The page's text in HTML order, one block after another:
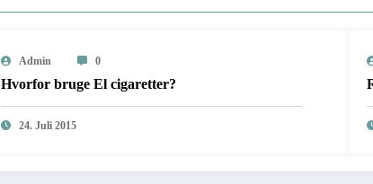
Admin 0
Hvorfor bruge El cigaretter?
24. Juli 2015